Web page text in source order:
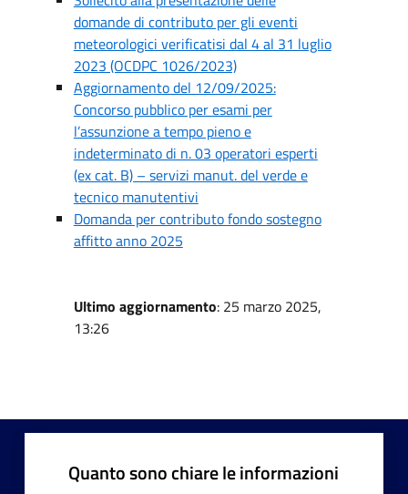
domande di contributo per gli eventi
meteorologici verificatisi dal 4 al 31 luglio
2023 (OCDPC 1026/2023)
Aggiornamento del 12/09/2025:
Concorso pubblico per esami per
l’assunzione a tempo pieno e
indeterminato di n. 03 operatori esperti
(ex cat. B) – servizi manut. del verde e
tecnico manutentivi
Domanda per contributo fondo sostegno
affitto anno 2025
Ultimo aggiornamento: 25 marzo 2025,
13:26
Quanto sono chiare le informazioni